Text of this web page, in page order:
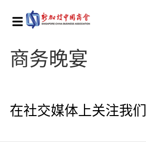
商务晚宴
在社交媒体上关注我们